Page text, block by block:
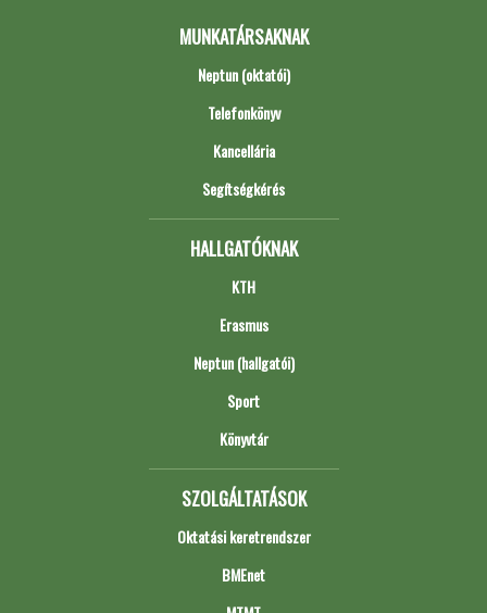
MUNKATÁRSAKNAK
Neptun (oktatói)
Telefonkönyv
Kancellária
Segítségkérés
HALLGATÓKNAK
KTH
Erasmus
Neptun (hallgatói)
Sport
Könyvtár
SZOLGÁLTATÁSOK
Oktatási keretrendszer
BMEnet